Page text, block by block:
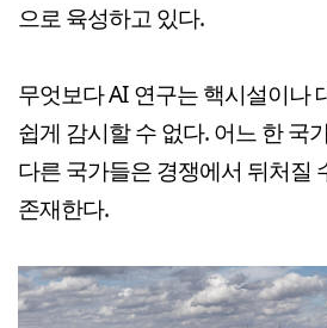
으로 육성하고 있다.
무엇보다 AI 연구는 핵시설이나
쉽게 감시할 수 없다. 어느 한 국
다른 국가들은 경쟁에서 뒤처질
존재한다.